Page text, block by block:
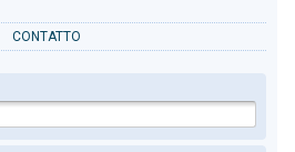
CONTATTO